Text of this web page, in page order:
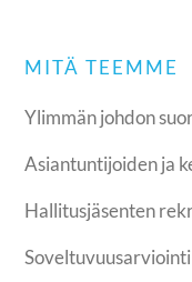
MITÄ TEEMME
Ylimmän johdon
Asiantuntijoiden ja
Hallitusjäsenten
Soveltuvuusarviointi